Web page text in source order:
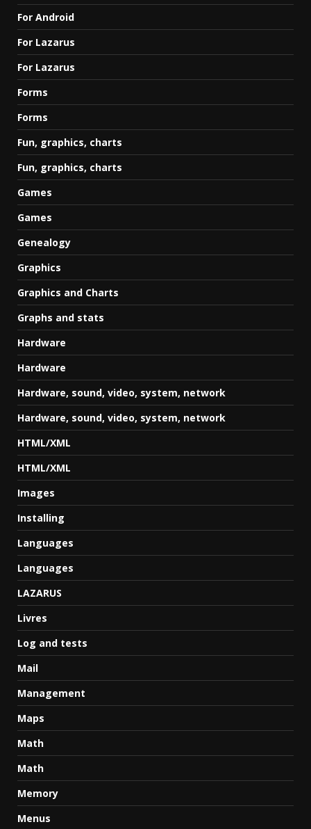
For Android
For Lazarus
For Lazarus
Forms
Forms
Fun, graphics, charts
Fun, graphics, charts
Games
Games
Genealogy
Graphics
Graphics and Charts
Graphs and stats
Hardware
Hardware
Hardware, sound, video, system, network
Hardware, sound, video, system, network
HTML/XML
HTML/XML
Images
Installing
Languages
Languages
LAZARUS
Livres
Log and tests
Mail
Management
Maps
Math
Math
Memory
Menus